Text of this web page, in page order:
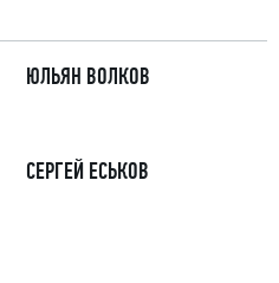
ЮЛЬЯН ВОЛКОВ
СЕРГЕЙ ЕСЬКОВ